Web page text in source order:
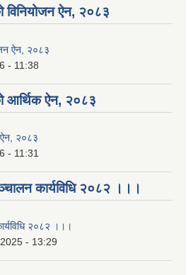
विनियोजन ऐन, २०८३
ऐन, २०८३
- 11:38
आर्थिक ऐन, २०८३
ऐन, २०८३
- 11:31
कार्यविधि २०८२ ।।।
२०८२ ।।।
- 13:29